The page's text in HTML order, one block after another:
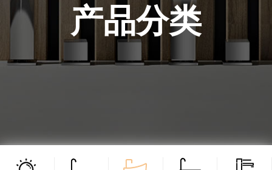
产品分类